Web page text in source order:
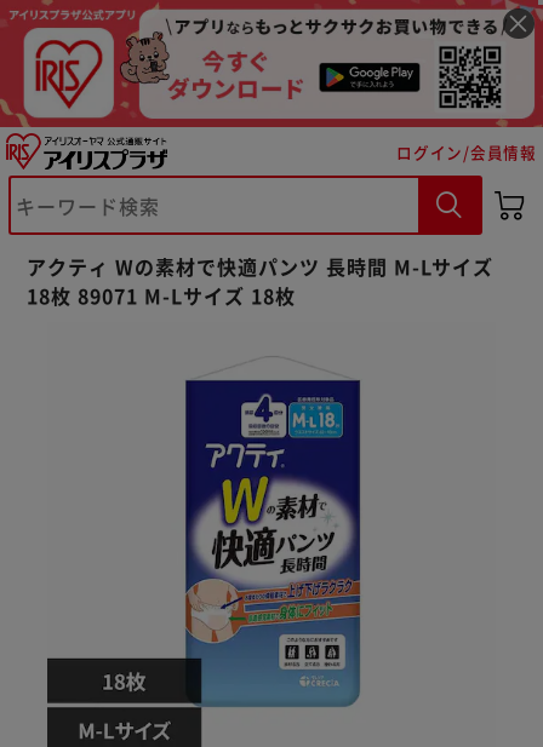
ログイン/会員情報
アクティ Wの素材で快適パンツ 長時間 M-Lサイズ
18枚 89071 M-Lサイズ 18枚
※ご確認ください
カートに入れる 購入手続きへ